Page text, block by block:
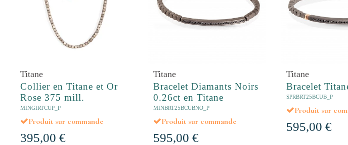
Titane
Collier en Titane et Or
Rose 375 mill.
MINGIRTCUP_P
Produit sur commande
395,00 €
Titane
Bracelet Diamants Noirs
0.26ct en Titane
MINBRT25BCUBNO_P
Produit sur commande
595,00 €
Titane
Bracelet
SPRBRT25BCUB_P
Produit sur
595,00 €